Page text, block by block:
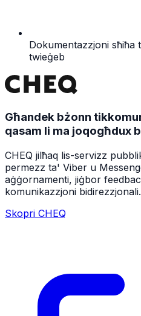
Dokumentazzjoni
twieġeb
Għandek bżonn
qasam li ma joqogħdux
CHEQ jilħaq lis-servizz
permezz ta' Viber u
aġġornamenti, jiġbor
komunikazzjoni bidirezzjonali.
Skopri CHEQ